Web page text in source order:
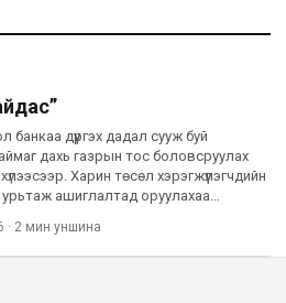
банкаа дүүргэх дадал сууж буй
дахь газрын тос боловсруулах
Харин төсөл хэрэгжүүлэгчдийн
урьтаж ашиглалтад оруулахаа
· 2 мин уншина